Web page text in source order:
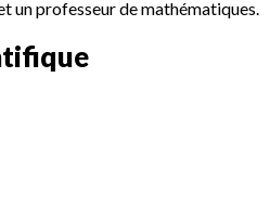
un professeur de mathématiques.